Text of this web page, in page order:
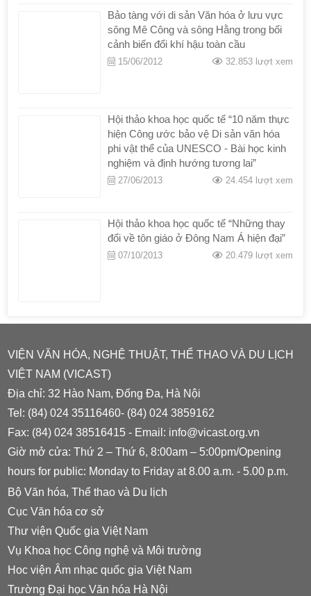
Bảo tàng với di sản Văn hóa ở lưu vực
sông Mê Công và sông Hằng trong bối
cảnh biến đổi khí hậu toàn cầu
15/06/2012 32.853 lượt xem
Hội thảo khoa học quốc tế “10 năm thực
hiện Công ước bảo vệ Di sản văn hóa
phi vật thể của UNESCO - Bài học kinh
nghiệm và định hướng tương lai”
27/06/2013 24.454 lượt xem
Hội thảo khoa học quốc tế “Những thay
đổi về tôn giáo ở Đông Nam Á hiện đại”
07/10/2013 20.479 lượt xem
VIỆN VĂN HÓA, NGHỆ THUẬT, THỂ THAO VÀ DU LỊCH
VIỆT NAM (VICAST)
Địa chỉ: 32 Hào Nam, Đống Đa, Hà Nội
Tel: (84) 024 35116460- (84) 024 3859162
Fax: (84) 024 38516415 - Email: info@vicast.org.vn
Giờ mở cửa: Thứ 2 – Thứ 6, 8:00am – 5:00pm/Opening
hours for public: Monday to Friday at 8.00 a.m. - 5.00 p.m.
Bộ Văn hóa, Thể thao và Du lịch
Cục Văn hóa cơ sở
Thư viện Quốc gia Việt Nam
Vụ Khoa học Công nghệ và Môi trường
Hoc viện Âm nhạc quốc gia Việt Nam
Trường Đại học Văn hóa Hà Nội